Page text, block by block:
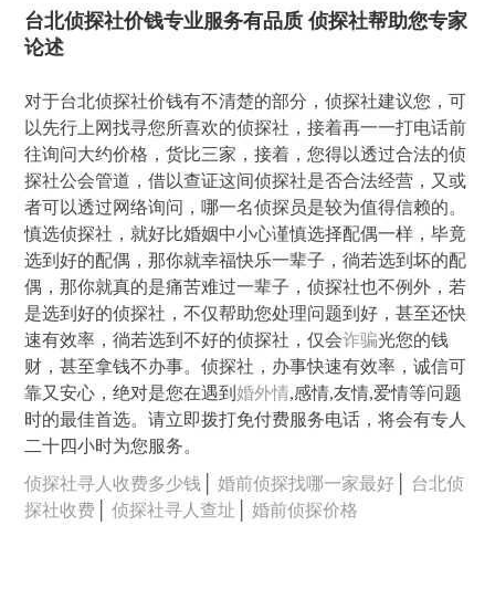
台北侦探社价钱专业服务有品质 侦探社帮助您专家
论述
对于台北侦探社价钱有不清楚的部分，侦探社建议您，可
以先行上网找寻您所喜欢的侦探社，接着再一一打电话前
往询问大约价格，货比三家，接着，您得以透过合法的侦
探社公会管道，借以查证这间侦探社是否合法经营，又或
者可以透过网络询问，哪一名侦探员是较为值得信赖的。
慎选侦探社，就好比婚姻中小心谨慎选择配偶一样，毕竟
选到好的配偶，那你就幸福快乐一辈子，徜若选到坏的配
偶，那你就真的是痛苦难过一辈子，侦探社也不例外，若
是选到好的侦探社，不仅帮助您处理问题到好，甚至还快
速有效率，徜若选到不好的侦探社，仅会诈骗光您的钱
财，甚至拿钱不办事。侦探社，办事快速有效率，诚信可
靠又安心，绝对是您在遇到婚外情,感情,友情,爱情等问题
时的最佳首选。请立即拨打免付费服务电话，将会有专人
二十四小时为您服务。
侦探社寻人收费多少钱 │婚前侦探找哪一家最好
台北侦
探社收费 │侦探社寻人查址 │婚前侦探价格